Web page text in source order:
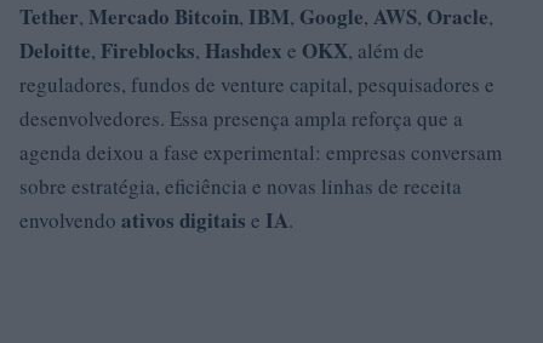
Tether, Mercado Bitcoin, IBM, Google, AWS, Oracle,
Deloitte, Fireblocks, Hashdex e OKX, além de
reguladores, fundos de venture capital, pesquisadores e
desenvolvedores. Essa presença ampla reforça que a
agenda deixou a fase experimental: empresas conversam
sobre estratégia, eficiência e novas linhas de receita
envolvendo ativos digitais e IA.